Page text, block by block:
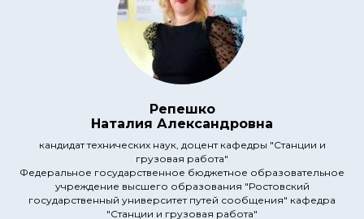
Репешко
Наталия Александровна
кандидат технических наук, доцент кафедры "Станции и
грузовая работа"
Федеральное государственное бюджетное образовательное
учреждение высшего образования "Ростовский
государственный университет путей сообщения" кафедра
"Станции и грузовая работа"